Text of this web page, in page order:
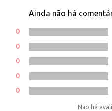
Ainda não há
0
0
0
0
0
Não há